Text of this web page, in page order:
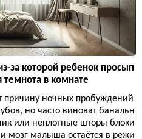
за которой ребенок просып
темнота в комнате
причину ночных пробуждений
но часто виноват банальн
или неплотные шторы блоки
мозг малыша остаётся в режи